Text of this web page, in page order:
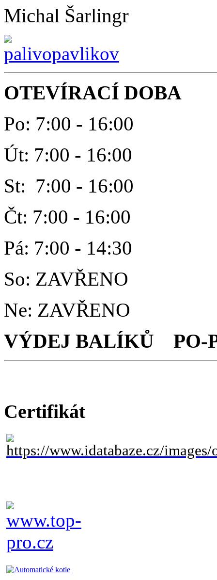
Michal Šarlingr
OTEVÍRACÍ DOBA
Po: 7:00 - 16:00
Út: 7:00 - 16:00
St: 7:00 - 16:00
Čt: 7:00 - 16:00
Pá: 7:00 - 14:30
So: ZAVŘENO
Ne: ZAVŘENO
VÝDEJ BALÍKŮ PO-
Certifikát